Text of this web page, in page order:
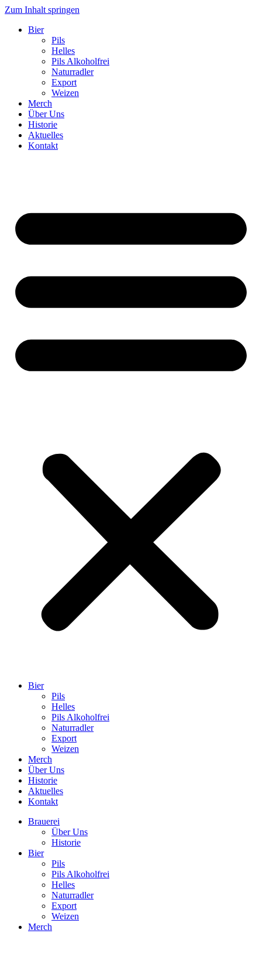
Zum Inhalt springen
Bier
Pils
Helles
Pils Alkoholfrei
Naturradler
Export
Weizen
Merch
Über Uns
Historie
Aktuelles
Kontakt
Bier
Pils
Helles
Pils Alkoholfrei
Naturradler
Export
Weizen
Merch
Über Uns
Historie
Aktuelles
Kontakt
Brauerei
Über Uns
Historie
Bier
Pils
Pils Alkoholfrei
Helles
Naturradler
Export
Weizen
Merch